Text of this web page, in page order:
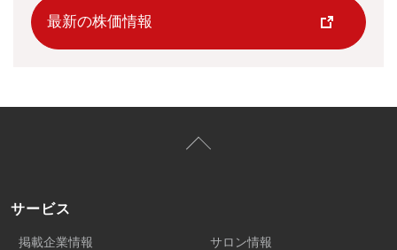
最新の株価情報
サービス
掲載企業情報 サロン情報